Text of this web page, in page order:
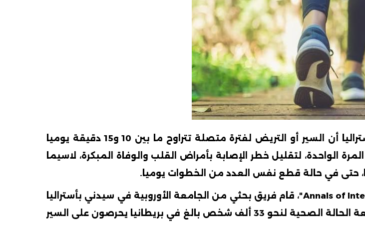
كشفت دراسة علمية حديثة أجريت في الولايات المتحدة وأستراليا أن السير أو التريض لفترة متصلة تتراوح ما بين 10 و15 دقيقة يوميا
لتقليل خطر الإصابة بأمراض القلب والوفاة المبكرة، لاسيما
حتى في حالة قطع نفس العدد من الخطوات يوميا.
وبحسب الدراسة التي نشرتها الدورية العلمية "Annals of Internal Medicine"، قام فريق بحثي من الجامعة الأوروبية في سيدني بأستراليا
وجامعة هارفارد ومستشفى بريجهام بالولايات المتحدة بمتابعة الحالة الصحية لنحو 33 ألف شخص بالغ في بريطانيا يحرصون على السير